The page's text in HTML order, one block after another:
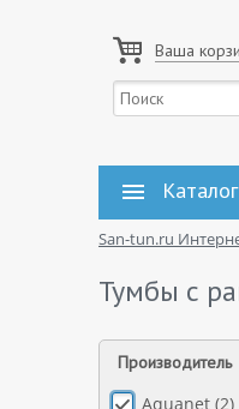
Ваша
Каталог
San-tun.ru
Тумбы с
Производитель
Aquanet (2)